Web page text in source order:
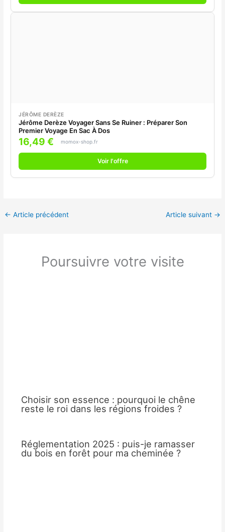
JÉRÔME DERÈZE
Jérôme Derèze Voyager Sans Se Ruiner : Préparer Son
Premier Voyage En Sac À Dos
16,49 € momox-shop.fr
Voir l'offre
← Article précédent Article suivant →
Poursuivre votre visite
Choisir son essence : pourquoi le chêne
reste le roi dans les régions froides ?
Réglementation 2025 : puis-je ramasser
du bois en forêt pour ma cheminée ?